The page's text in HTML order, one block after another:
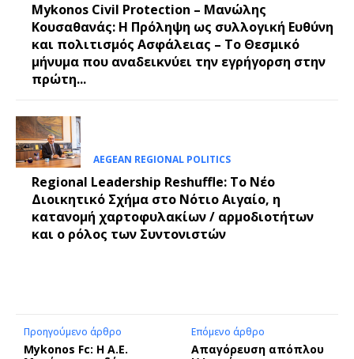
Mykonos Civil Protection – Μανώλης
Κουσαθανάς: Η Πρόληψη ως συλλογική Ευθύνη
και πολιτισμός Ασφάλειας – Το Θεσμικό
μήνυμα που αναδεικνύει την εγρήγορση στην
πρώτη...
AEGEAN REGIONAL POLITICS
Regional Leadership Reshuffle: Το Νέο
Διοικητικό Σχήμα στο Νότιο Αιγαίο, η
κατανομή χαρτοφυλακίων / αρμοδιοτήτων
και ο ρόλος των Συντονιστών
Προηγούμενο άρθρο
Mykonos Fc: Η Α.Ε.
Επόμενο άρθρο
Απαγόρευση απόπλου